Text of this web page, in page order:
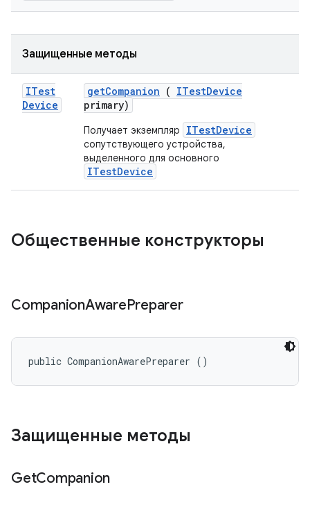
Защищенные методы
ITest
Device
getCompanion ( ITestDevice
primary)
Получает экземпляр ITestDevice
сопутствующего устройства,
выделенного для основного
ITestDevice
Общественные конструкторы
CompanionAwarePreparer
public CompanionAwarePreparer ()
Защищенные методы
GetCompanion